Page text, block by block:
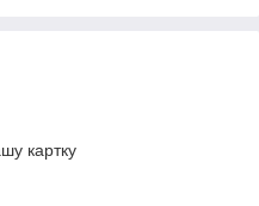
картку